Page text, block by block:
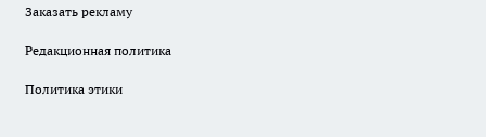
Заказать рекламу
Редакционная политика
Политика этики